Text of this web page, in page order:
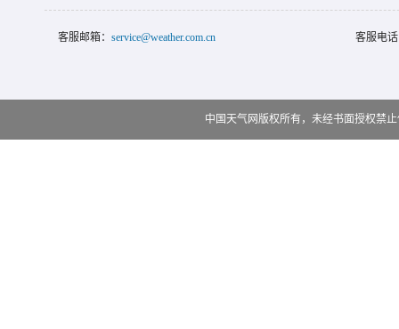
客服邮箱： service@weather.com.cn 客服电
中国天气网版权所有，未经书面授权